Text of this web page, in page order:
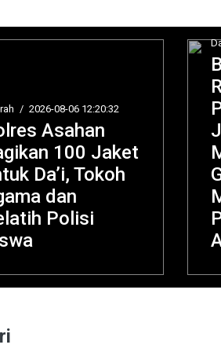
Daerah / 2026-08-06 12:19:04
Pembangunan
Jembatan
Modular di
Gunungsitoli
Masuki Tahap
Pengecoran